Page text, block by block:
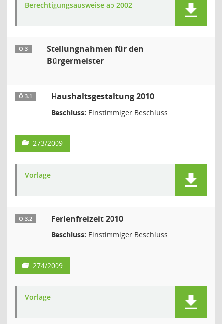
Berechtigungsausweise ab 2002
Ö 3
Stellungnahmen für den
Bürgermeister
Ö 3.1 Haushaltsgestaltung 2010
Beschluss: Einstimmiger Beschluss
273/2009
Vorlage
Ö 3.2 Ferienfreizeit 2010
Beschluss: Einstimmiger Beschluss
274/2009
Vorlage